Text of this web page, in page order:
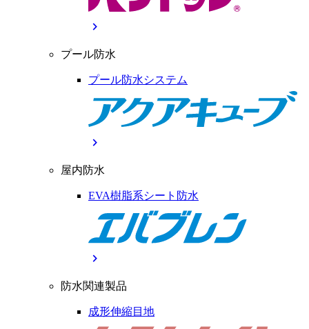
chevron_right
プール防水
プール防水システム
chevron_right
屋内防水
EVA樹脂系シート防水
chevron_right
防水関連製品
成形伸縮目地